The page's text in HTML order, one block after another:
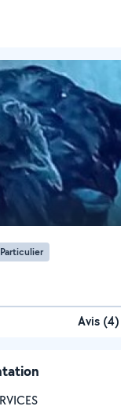
Particulier
Avis (4)